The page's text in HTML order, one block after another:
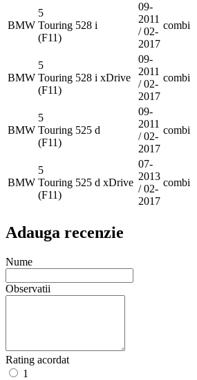
BMW
5
Touring
(F11)
528 i
09-
2011
/ 02-
2017
combi
BMW
5
Touring
(F11)
528 i xDrive
09-
2011
/ 02-
2017
combi
BMW
5
Touring
(F11)
525 d
09-
2011
/ 02-
2017
combi
BMW
5
Touring
(F11)
525 d xDrive
07-
2013
/ 02-
2017
combi
Adauga recenzie
Nume
Observatii
Rating acordat
1